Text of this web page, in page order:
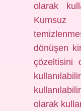
olarak
dönüşen
çözeltisini
olarak